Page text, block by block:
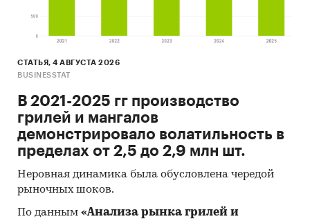
СТАТЬЯ, 4 АВГУСТА 2026
BUSINESSTAT
В 2021-2025 гг производство
грилей и мангалов
демонстрировало волатильность в
пределах от 2,5 до 2,9 млн шт.
Неровная динамика была обусловлена чередой
рыночных шоков.
По данным «Анализа рынка грилей и